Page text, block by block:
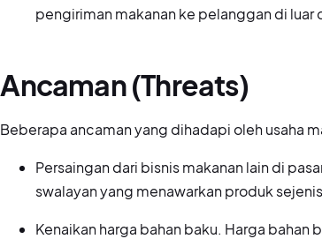
pengiriman makanan ke pelanggan di luar
Ancaman (Threats)
Beberapa ancaman yang dihadapi oleh usaha
Persaingan dari bisnis makanan lain di
swalayan yang menawarkan produk
Kenaikan harga bahan baku. Harga